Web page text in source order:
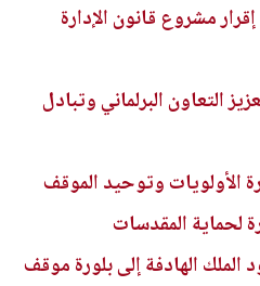
مشروع قانون الإدارة
التعاون البرلماني وتبادل
وتوحيد الموقف
لحماية المقدسات
الهادفة إلى بلورة موقف